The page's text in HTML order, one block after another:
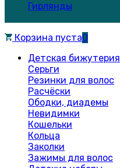
Гирлянды
Корзина пуста0
Детская бижутерия
Серьги
Резинки для волос
Расчёски
Ободки, диадемы
Невидимки
Кошельки
Кольца
Заколки
Зажимы для волос